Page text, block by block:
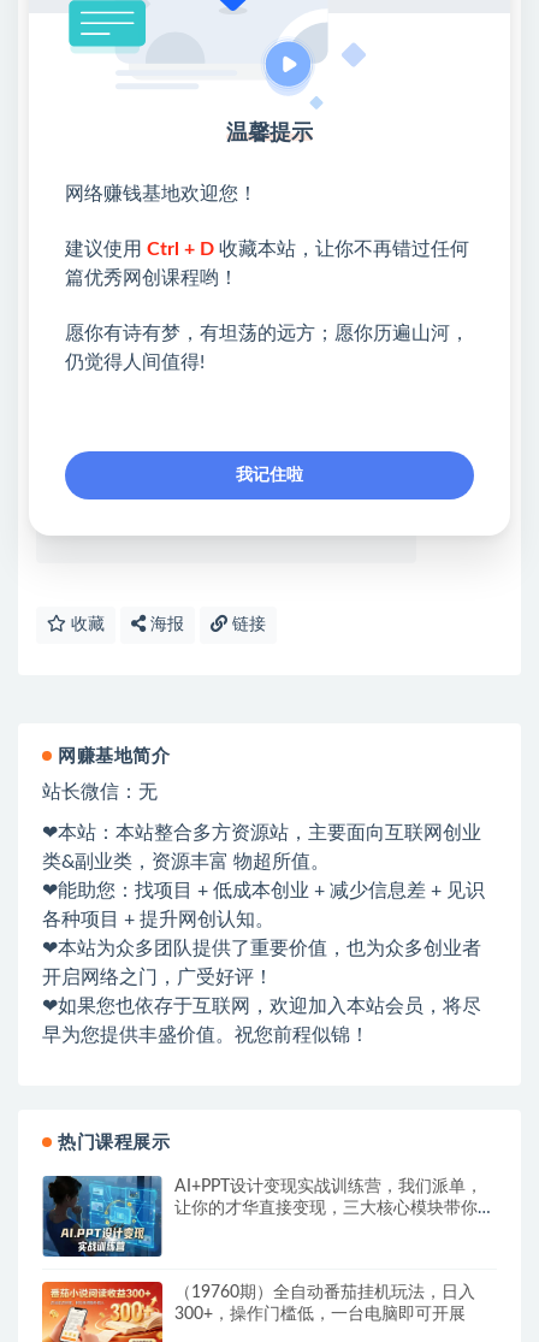
第七课：打造人设.mp4
第二课：爆款杀招.mp4
2202期必修一作业点评.mp4
💖课程资料【免费】领取教程💖
③：点击右上方【登录】领取
收藏 海报 链接
网赚基地简介
站长微信：无
❤本站：本站整合多方资源站，主要面向互联网创业
类&副业类，资源丰富 物超所值。
❤能助您：找项目 + 低成本创业 + 减少信息差 + 见识
各种项目 + 提升网创认知。
❤本站为众多团队提供了重要价值，也为众多创业者
开启网络之门，广受好评！
❤如果您也依存于互联网，欢迎加入本站会员，将尽
早为您提供丰盛价值。祝您前程似锦！
热门课程展示
AI+PPT设计变现实战训练营，我们派单，
让你的才华直接变现，三大核心模块带你构
（19760期）全自动番茄挂机玩法，日入
300+，操作门槛低，一台电脑即可开展
温馨提示
网络赚钱基地欢迎您！
建议使用 Ctrl + D 收藏本站，让你不再错过任何
篇优秀网创课程哟！
愿你有诗有梦，有坦荡的远方；愿你历遍山河，
仍觉得人间值得!
我记住啦